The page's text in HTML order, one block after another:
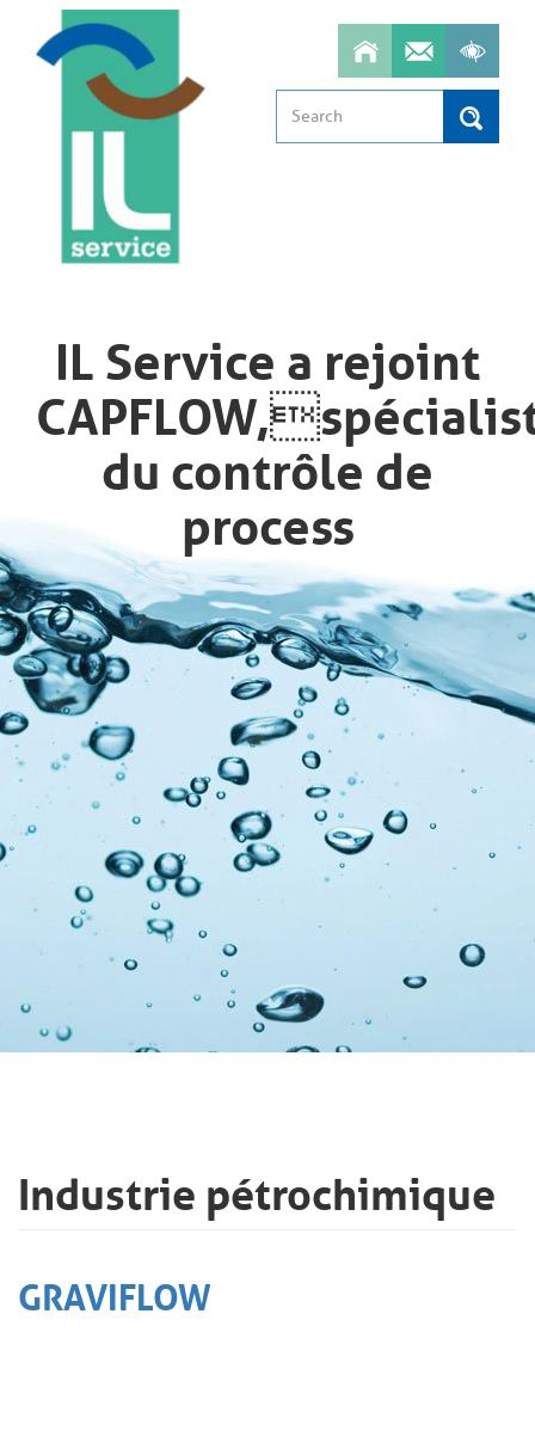
contenu
IL Service a rejoint
du contrôle de
process
Search
Industrie pétrochimique
GRAVIFLOW